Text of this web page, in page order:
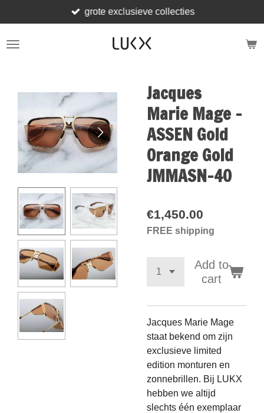
to
main
grote exclusieve collecties
Jacques
Marie Mage -
ASSEN Gold
Orange Gold
JMMASN-40
€1,450.00
FREE shipping
Add to
cart
Jacques Marie Mage
staat bekend om zijn
exclusieve limited
edition monturen en
zonnebrillen. Bij LUKX
hebben we altijd
slechts één exemplaar